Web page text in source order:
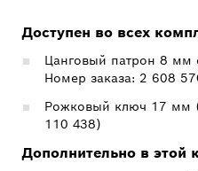
Доступен во всех
Цанговый патрон 8 мм
Номер заказа: 2 608
Рожковый ключ 17 мм
110 438)
Дополнительно в этой